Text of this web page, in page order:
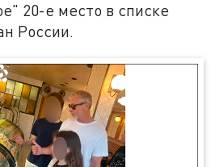
20-е место в списке
России.